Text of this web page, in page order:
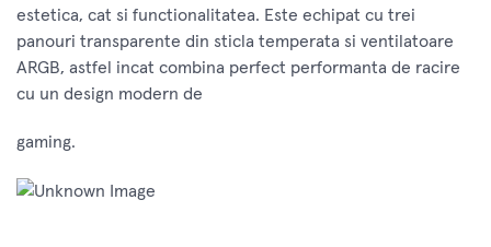
estetica, cat si functionalitatea. Este echipat cu trei
panouri transparente din sticla temperata si ventilatoare
ARGB, astfel incat combina perfect performanta de racire
cu un design modern de
gaming.